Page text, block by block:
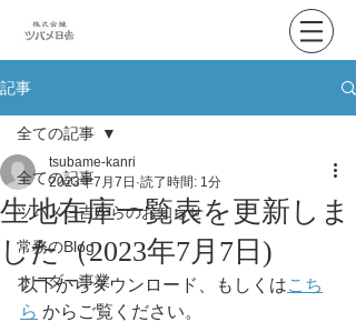
記事
全ての記事
ツバメ日吉からのお知らせ
常務のBlog
オーダー事業
全ての記事
生地在庫一覧表を更新しま
した（2023年7月7日)
tsubame-kanri
2023年7月7日 読了時間: 1分
以下からダウンロード、もしくはこち
ら からご覧ください。